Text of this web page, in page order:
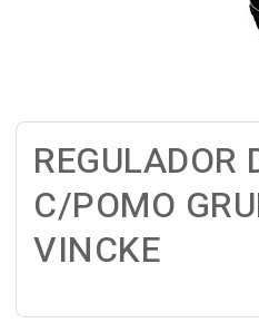
REGULADOR
C/POMO
VINCKE